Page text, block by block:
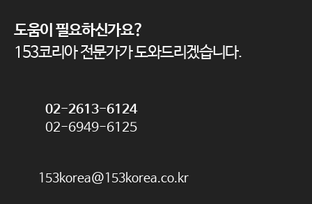
도움이 필요하신가요?
153코리아 전문가가 도와드리겠습니다.
02-2613-6124
02-6949-6125
153korea@153korea.co.kr